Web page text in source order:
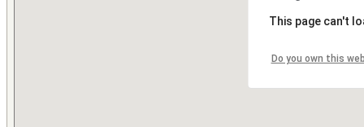
This page can't
Do you own this